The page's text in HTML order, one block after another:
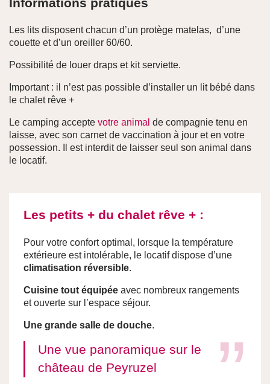
Les lits disposent chacun d’un protège matelas, d’une
couette et d’un oreiller 60/60.
Possibilité de louer draps et kit serviette.
Important : il n’est pas possible d’installer un lit bébé dans
le chalet rêve +
Le camping accepte votre animal de compagnie tenu en
laisse, avec son carnet de vaccination à jour et en votre
possession. Il est interdit de laisser seul son animal dans
le locatif.
Les petits + du chalet rêve + :
Pour votre confort optimal, lorsque la température
extérieure est intolérable, le locatif dispose d’une
climatisation réversible.
Cuisine tout équipée avec nombreux rangements
et ouverte sur l’espace séjour.
Une grande salle de douche.
Une vue panoramique sur le
château de Peyruzel